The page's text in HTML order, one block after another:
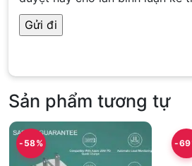
Sản phẩm tương tự
-58% -